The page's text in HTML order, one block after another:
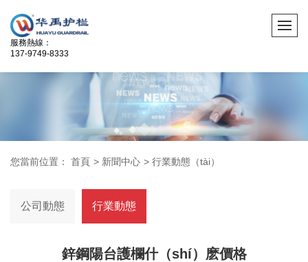
服務熱線：
137-9749-8333
您當前位置： 首頁 > 新聞中心 > 行業動態（tài）
公司動態 行業動態
鋅鋼陽台護欄什（shí）麽價格